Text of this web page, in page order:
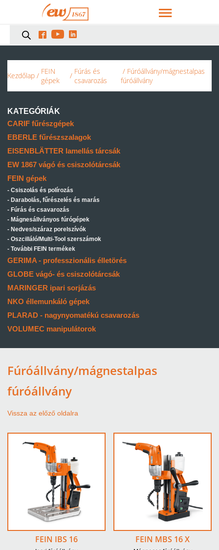
  
Kezdőlap / FEIN
gépek
/ Fúrás és
csavarozás
/ Fúróállvány/mágnestalpas
fúróállvány
KATEGÓRIÁK
CARIF fűrészgépek
EBERLE fűrészszalagok
EISENBLÄTTER lamellás tárcsák
EW 1867 vágó és csiszolótárcsák
FEIN gépek
Csiszolás és polírozás
Darabolás, fűrészelés és marás
Fúrás és csavarozás
Mágnesállványos fúrógépek
Nedves/száraz porelszívók
Oszcilláló/Multi-Tool szerszámok
További FEIN termékek
GERIMA - professzionális élletörés
GLOBE vágó- és csiszolótárcsák
MARINGER ipari sorjázás
NKO éllemunkáló gépek
PLARAD - nagynyomatékú csavarozás
VOLUMEC manipulátorok
Fúróállvány/mágnestalpas
fúróállvány
Vissza az előző oldalra
FEIN IBS 16 FEIN MBS 16 X